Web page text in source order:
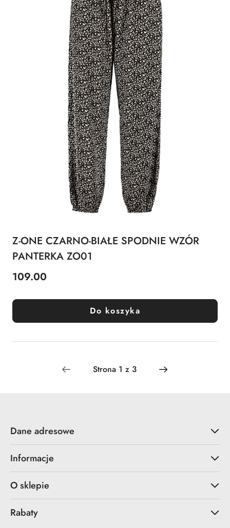
Z-ONE CZARNO-BIAŁE SPODNIE WZÓR
PANTERKA ZO01
Cena:
109.00
Do koszyka
Dane adresowe
Informacje
O sklepie
Rabaty